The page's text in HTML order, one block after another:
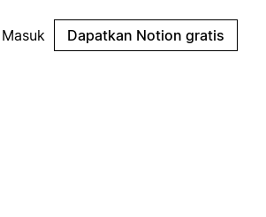
Masuk Dapatkan Notion gratis